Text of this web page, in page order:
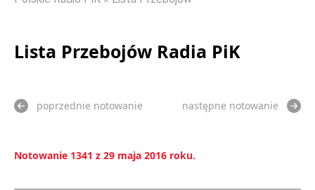
Lista Przebojów Radia PiK
poprzednie notowanie następne notowanie
Notowanie 1341 z 29 maja 2016 roku.